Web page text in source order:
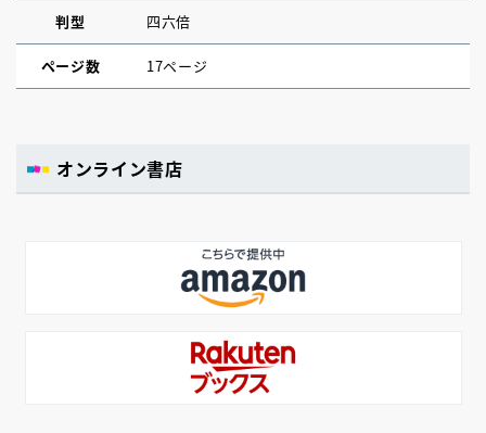
判型 四六倍
ページ数 17ページ
オンライン書店